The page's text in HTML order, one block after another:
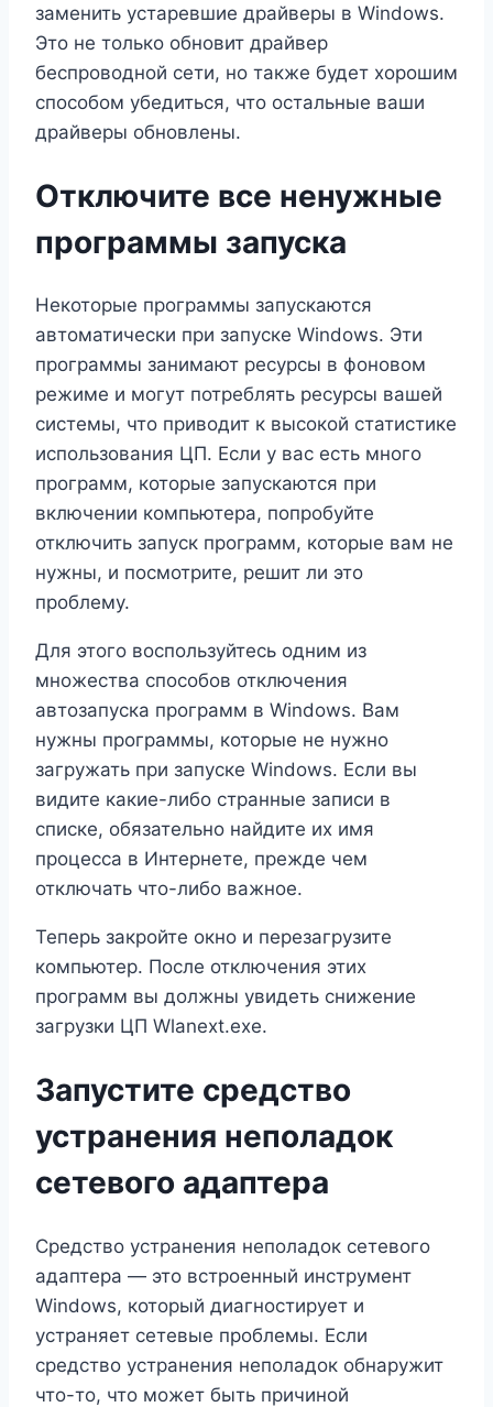
заменить устаревшие драйверы в Windows.
Это не только обновит драйвер
беспроводной сети, но также будет хорошим
способом убедиться, что остальные ваши
драйверы обновлены.
Отключите все ненужные
программы запуска
Некоторые программы запускаются
автоматически при запуске Windows. Эти
программы занимают ресурсы в фоновом
режиме и могут потреблять ресурсы вашей
системы, что приводит к высокой статистике
использования ЦП. Если у вас есть много
программ, которые запускаются при
включении компьютера, попробуйте
отключить запуск программ, которые вам не
нужны, и посмотрите, решит ли это
проблему.
Для этого воспользуйтесь одним из
множества способов отключения
автозапуска программ в Windows. Вам
нужны программы, которые не нужно
загружать при запуске Windows. Если вы
видите какие-либо странные записи в
списке, обязательно найдите их имя
процесса в Интернете, прежде чем
отключать что-либо важное.
Теперь закройте окно и перезагрузите
компьютер. После отключения этих
программ вы должны увидеть снижение
загрузки ЦП Wlanext.exe.
Запустите средство
устранения неполадок
сетевого адаптера
Средство устранения неполадок сетевого
адаптера — это встроенный инструмент
Windows, который диагностирует и
устраняет сетевые проблемы. Если
средство устранения неполадок обнаружит
что-то, что может быть причиной